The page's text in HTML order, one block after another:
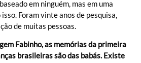
em ninguém, mas em uma
Foram vinte anos de pesquisa,
de muitas pessoas.
Fabinho, as memórias da primeira
brasileiras são das babás. Existe